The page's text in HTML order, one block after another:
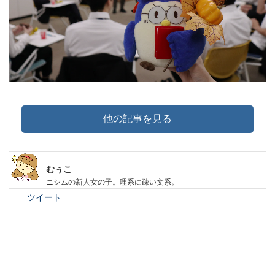
他の記事を見る
むぅこ
ニシムの新人女の子。理系に疎い文系。
ツイート